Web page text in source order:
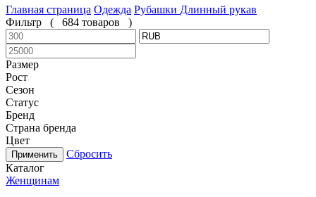
Главная страница Одежда Рубашки Длинный рукав
Фильтр
( 684 товаров )
Размер
Рост
Сезон
Статус
Бренд
Страна бренда
Цвет
Сбросить
Каталог
Женщинам